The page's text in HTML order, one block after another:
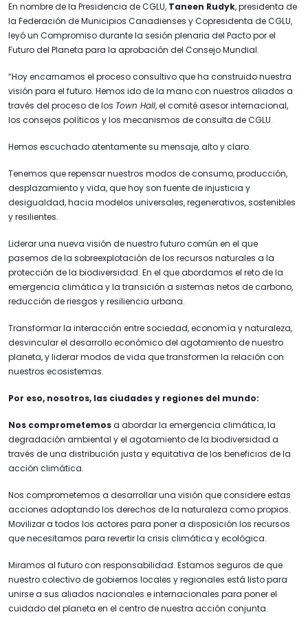
En nombre de la Presidencia de CGLU, Taneen Rudyk, presidenta de
la Federación de Municipios Canadienses y Copresidenta de CGLU,
leyó un Compromiso durante la sesión plenaria del Pacto por el
Futuro del Planeta para la aprobación del Consejo Mundial.
“Hoy encarnamos el proceso consultivo que ha construido nuestra
visión para el futuro. Hemos ido de la mano con nuestros aliados a
través del proceso de los Town Hall, el comité asesor internacional,
los consejos políticos y los mecanismos de consulta de CGLU.
Hemos escuchado atentamente su mensaje, alto y claro.
Tenemos que repensar nuestros modos de consumo, producción,
desplazamiento y vida, que hoy son fuente de injusticia y
desigualdad, hacia modelos universales, regenerativos, sostenibles
y resilientes.
Liderar una nueva visión de nuestro futuro común en el que
pasemos de la sobreexplotación de los recursos naturales a la
protección de la biodiversidad. En el que abordamos el reto de la
emergencia climática y la transición a sistemas netos de carbono,
reducción de riesgos y resiliencia urbana.
Transformar la interacción entre sociedad, economía y naturaleza,
desvincular el desarrollo económico del agotamiento de nuestro
planeta, y liderar modos de vida que transformen la relación con
nuestros ecosistemas.
Por eso, nosotros, las ciudades y regiones del mundo:
Nos comprometemosa abordar la emergencia climática, la
degradación ambiental y el agotamiento de la biodiversidad a
través de una distribución justa y equitativa de los beneficios de la
acción climática.
Nos comprometemos a desarrollar una visión que considere estas
acciones adoptando los derechos de la naturaleza como propios.
Movilizar a todos los actores para poner a disposición los recursos
que necesitamos para revertir la crisis climática y ecológica.
Miramos al futuro con responsabilidad. Estamos seguros de que
nuestro colectivo de gobiernos locales y regionales está listo para
unirse a sus aliados nacionales e internacionales para poner el
cuidado del planeta en el centro de nuestra acción conjunta.